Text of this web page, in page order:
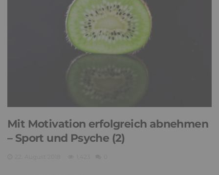
Mit Motivation erfolgreich abnehmen
– Sport und Psyche (2)